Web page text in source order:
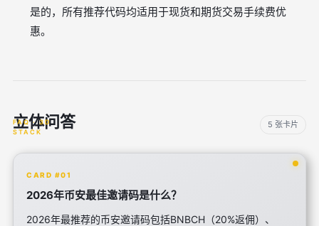
是的，所有推荐代码均适用于现货和期货交易手续费优
惠。
立体问答 5 张卡片
CARD #01
2026年币安最佳邀请码是什么？
2026年最推荐的币安邀请码包括BNBCH（20%返佣）、